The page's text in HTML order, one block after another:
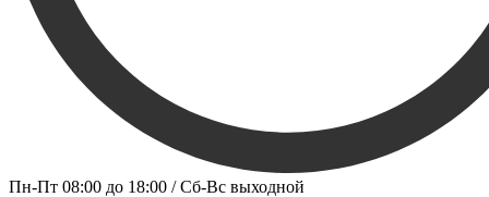
Пн-Пт 08:00 до 18:00 / Сб-Вс выходной